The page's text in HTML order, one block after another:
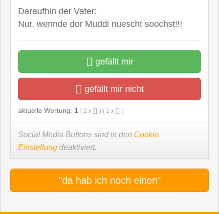
Daraufhin der Vater:
Nur, wennde dor Muddi nuescht soochst!!!
gefällt mir
gefällt mir nicht
aktuelle Wertung: 1 ( 2 x ) ( 1 x )
Social Media Buttons sind in den Cookie
Einstellung deaktiviert.
"da hab ich noch einen"